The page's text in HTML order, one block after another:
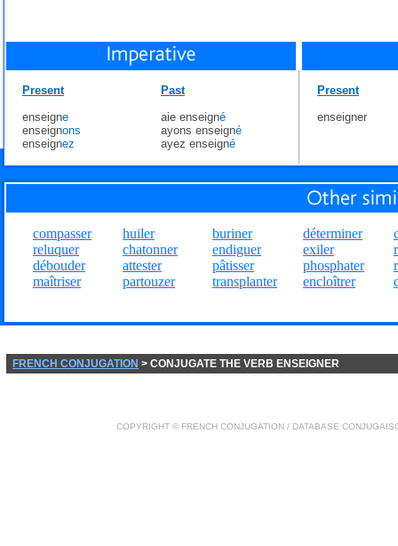
Present
enseigne
enseignons
enseignez
Past
aie enseigné
ayons enseigné
ayez enseigné
Present
enseigner
compasser
reluquer
débouder
maîtriser
huiler
chatonner
attester
partouzer
buriner
endiguer
pâtisser
transplanter
déterminer
exiler
phosphater
encloîtrer
FRENCH CONJUGATION > CONJUGATE THE VERB ENSEIGNER
COPYRIGHT © FRENCH CONJUGATION / DATABASE